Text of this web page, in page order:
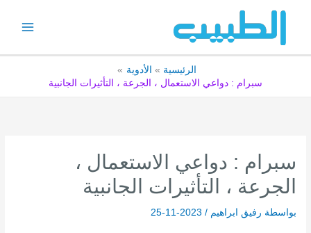
الرئيسية
الأدوية
سبرام : دواعي الاستعمال ، الجرعة ، التأثيرات الجانبية
سبرام : دواعي الاستعمال ،
الجرعة ، التأثيرات الجانبية
بواسطة رفيق ابراهيم/
2023-11-25